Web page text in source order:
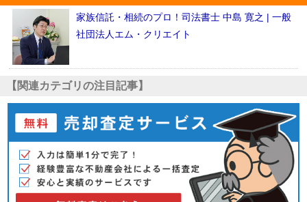
家族信託・相続のプロ！司法書士 中島 寛之 | 一般
社団法人エム・クリエイト
【関連カテゴリの注目記事】